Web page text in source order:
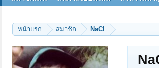
หน้าแรก สมาชิก NaCl